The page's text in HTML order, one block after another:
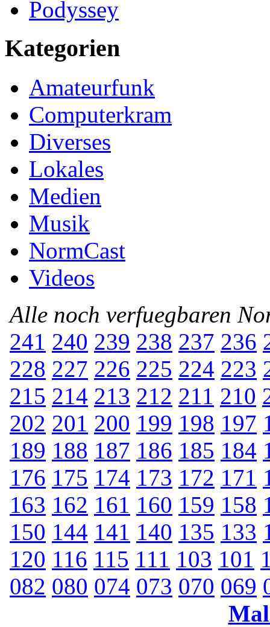
Podyssey
Kategorien
Amateurfunk
Computerkram
Diverses
Lokales
Medien
Musik
NormCast
Videos
Alle noch verfuegbaren
241 240 239 238 237 236
228 227 226 225 224 223
215 214 213 212 211 210
202 201 200 199 198 197
189 188 187 186 185 184
176 175 174 173 172 171
163 162 161 160 159 158
150 144 141 140 135 133
120 116 115 111 103 101
082 080 074 073 070 069